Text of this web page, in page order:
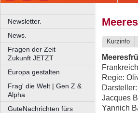
Newsletter.
News.
Fragen der Zeit
Zukunft JETZT
Europa gestalten
Frag' die Welt | Gen Z &
Alpha
GuteNachrichten fürs
Kurzinfo
Regie:
Jacques
Yannich